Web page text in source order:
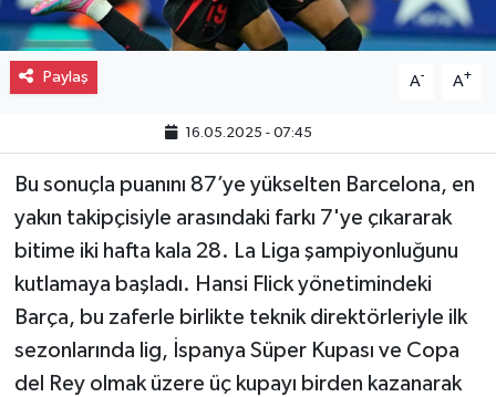
Paylaş A- A+
16.05.2025 - 07:45
Bu sonuçla puanını 87’ye yükselten Barcelona, en
yakın takipçisiyle arasındaki farkı 7'ye çıkararak
bitime iki hafta kala 28. La Liga şampiyonluğunu
kutlamaya başladı. Hansi Flick yönetimindeki
Barça, bu zaferle birlikte teknik direktörleriyle ilk
sezonlarında lig, İspanya Süper Kupası ve Copa
del Rey olmak üzere üç kupayı birden kazanarak